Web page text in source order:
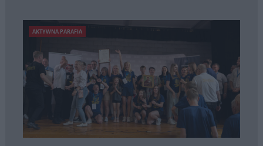
AKTYWNA PARAFIA